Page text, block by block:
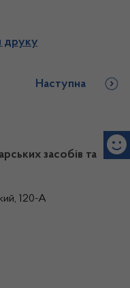
друку
Наступна
засобів та
120-А